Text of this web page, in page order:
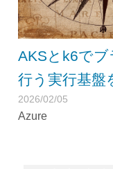
AKSとk6でブ
行う実行基盤
2026/02/05
Azure